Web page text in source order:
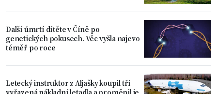
Další úmrtí dítěte v Číně po
genetických pokusech. Věc vyšla najevo
téměř po roce
Letecký instruktor z Aljašky koupil tři